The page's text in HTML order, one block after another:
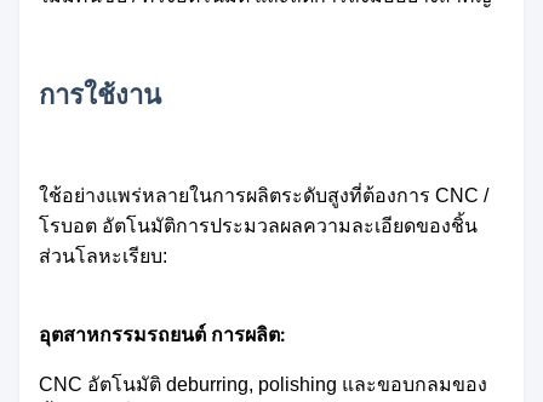
การใช้งาน
ใช้อย่างแพร่หลายในการผลิตระดับสูงที่ต้องการ CNC /
โรบอต อัตโนมัติการประมวลผลความละเอียดของชิ้น
ส่วนโลหะเรียบ:
อุตสาหกรรมรถยนต์ การผลิต:
CNC อัตโนมัติ deburring, polishing และขอบกลมของ